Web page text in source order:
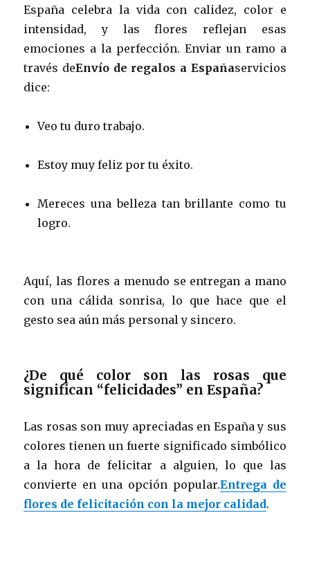
España celebra la vida con calidez, color e
intensidad, y las flores reflejan esas
emociones a la perfección. Enviar un ramo a
través deEnvío de regalos a Españaservicios
dice:
Veo tu duro trabajo.
Estoy muy feliz por tu éxito.
Mereces una belleza tan brillante como tu
logro.
Aquí, las flores a menudo se entregan a mano
con una cálida sonrisa, lo que hace que el
gesto sea aún más personal y sincero.
¿De qué color son las rosas que
significan “felicidades” en España?
Las rosas son muy apreciadas en España y sus
colores tienen un fuerte significado simbólico
a la hora de felicitar a alguien, lo que las
convierte en una opción popular.Entrega de
flores de felicitación con la mejor calidad.